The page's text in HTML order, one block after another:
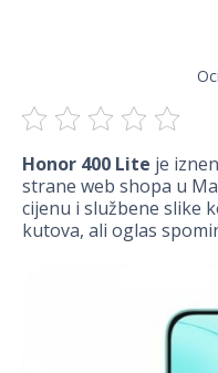
Honor 400 Lite je
strane web shopa u
cijenu i službene slike
kutova, ali oglas